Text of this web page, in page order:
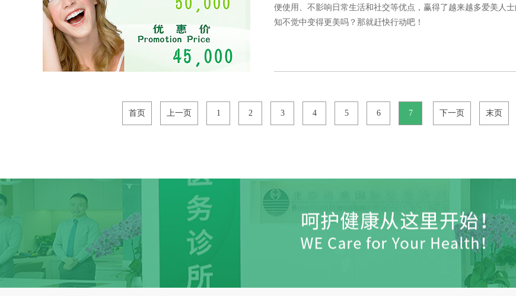
便使用、不影响日常生活和社交等优点，赢得了越来越多爱美人
知不觉中变得更美吗？那就赶快行动吧！
首页 上一页 1 2 3 4 5 6 7 下一页 末页